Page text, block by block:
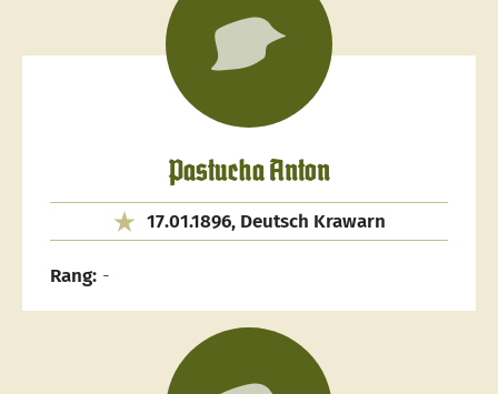
Pastucha Anton
17.01.1896, Deutsch Krawarn
Rang: -